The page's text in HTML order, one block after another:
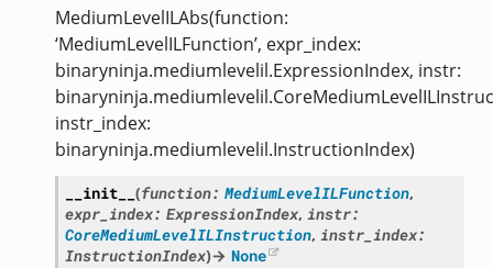
MediumLevelILAbs(function:
‘MediumLevelILFunction’, expr_index:
binaryninja.mediumlevelil.ExpressionIndex, instr:
instr_index:
binaryninja.mediumlevelil.InstructionIndex)
__init__ (function: MediumLevelILFunction,
expr_index: ExpressionIndex, instr:
CoreMediumLevelILInstruction, instr_index:
InstructionIndex)→ None